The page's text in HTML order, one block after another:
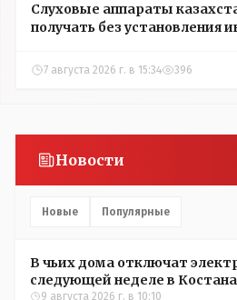
Слуховые аппараты
получать без установления
7 августа 2026 г. в 15:34 396
Новости
Новые Популярные
В чьих дома отключат
следующей неделе в
9 августа 2026 г. в 10:10